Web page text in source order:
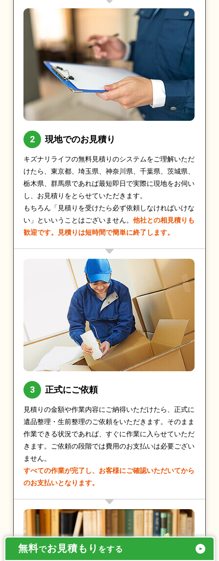
現地でのお見積り
キズナリライフの無料見積りのシステムをご理解いただ
けたら、東京都、埼玉県、神奈川県、千葉県、茨城県、
栃木県、群馬県であれば最短即日で実際に現地をお伺い
し、お見積りをとらせていただきます。
もちろん「見積りを受けたら必ず依頼しなければいけな
い」といいうことはございません。 他社との相見積りも
歓迎です。見積りは短時間で簡単に終了します。
正式にご依頼
見積りの金額や作業内容にご納得いただけたら、正式に
遺品整理・生前整理のご依頼をいただきます。そのまま
作業できる状況であれば、すぐに作業に入らせていただ
きます。ご依頼の段階では費用のお支払いは必要ござい
ません。
すべての作業が完了し、お客様にご確認いただいてから
のお支払いとなります。
無料でお見積もり をする